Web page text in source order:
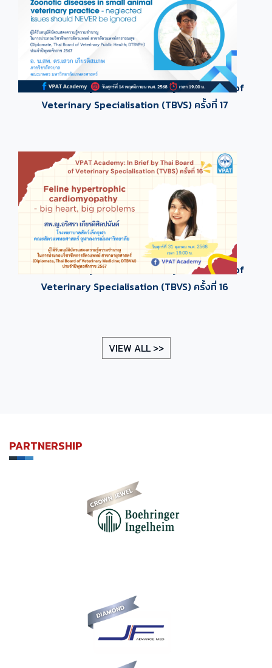
VPAT academy 2025 - In brief by Thai Board of
Veterinary Specialisation (TBVS) ครั้งที่ 17
VPAT academy 2025 - In brief by Thai Board of
Veterinary Specialisation (TBVS) ครั้งที่ 16
VIEW ALL >>
PARTNERSHIP